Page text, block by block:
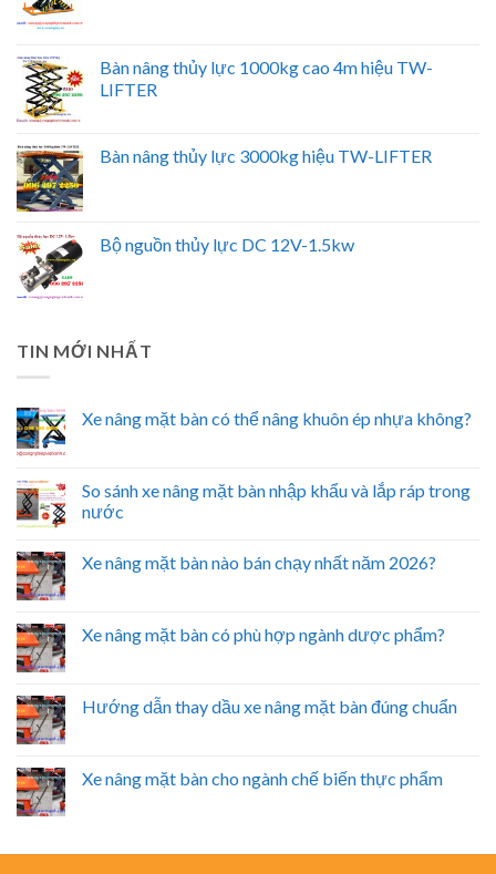
Bàn nâng thủy lực 1000kg cao 4m hiệu TW-
LIFTER
Bàn nâng thủy lực 3000kg hiệu TW-LIFTER
Bộ nguồn thủy lực DC 12V-1.5kw
TIN MỚI NHẤT
Xe nâng mặt bàn có thể nâng khuôn ép nhựa không?
So sánh xe nâng mặt bàn nhập khẩu và lắp ráp trong
nước
Xe nâng mặt bàn nào bán chạy nhất năm 2026?
Xe nâng mặt bàn có phù hợp ngành dược phẩm?
Hướng dẫn thay dầu xe nâng mặt bàn đúng chuẩn
Xe nâng mặt bàn cho ngành chế biến thực phẩm